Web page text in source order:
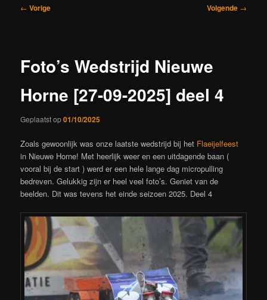
Bericht
← Vorige Volgende →
Foto’s Wedstrijd Nieuwe
Horne [27-09-2025] deel 4
Geplaatst op01/10/2025
Zoals gewoonlijk was onze laatste wedstrijd bij het Flaeijelfeest
in Nieuwe Horne! Met heerlijk weer en een uitdagende baan (
vooral bij de start ) werd er een hele lange dag micropulling
bedreven. Gelukkig zijn er heel veel foto’s. Geniet van de
beelden. Dit was tevens het einde seizoen 2025. Deel 4